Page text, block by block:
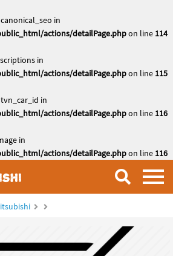
in
actions/detailPage.phpon line 114
in
actions/detailPage.phpon line 115
in
actions/detailPage.phpon line 116
in
actions/detailPage.phpon line 116